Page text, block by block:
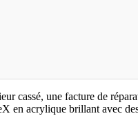
cassé, une facture de
en acrylique brillant avec